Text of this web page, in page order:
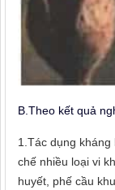
B.Theo kết quả
1.Tác dụng
chế nhiều loại vi
huyết, phế cầu